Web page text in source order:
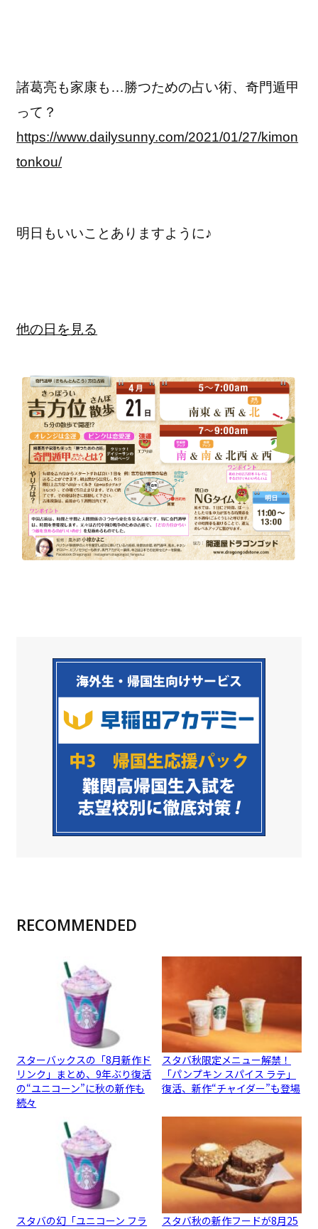
諸葛亮も家康も…勝つための占い術、奇門遁甲
って？
https://www.dailysunny.com/2021/01/27/kimon
tonkou/
明日もいいことありますように♪
他の日を見る
RECOMMENDED
スターバックスの「8月新作ド
リンク」まとめ、9年ぶり復活
の“ユニコーン”に秋の新作も
続々
スタバ秋限定メニュー解禁！
「パンプキン スパイス ラテ」
復活、新作“チャイダー”も登場
スタバの幻「ユニコーン フラ
スタバ秋の新作フードが8月25